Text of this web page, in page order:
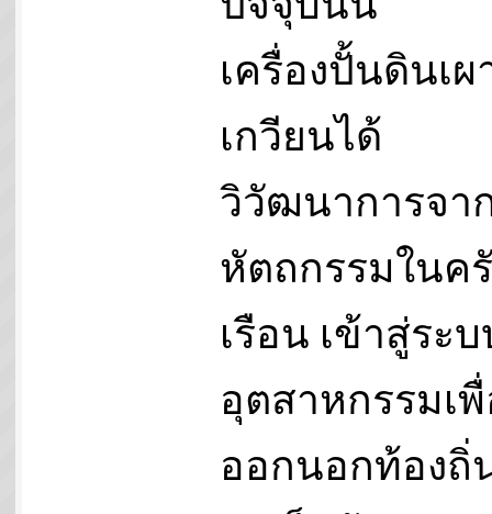
เครื่องปั้นดินเ
เกวียนได้
วิวัฒนาการจา
หัตถกรรมในค
เรือน เข้าสู่ระ
อุตสาหกรรมเ
ออกนอกท้องถิ่